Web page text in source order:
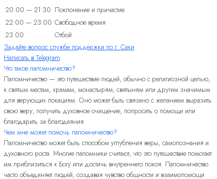
20:00 — 21:30 Поклонение и причастие
22:00 — 23:00 Свободное время
23:00
Отбой
Задайте вопрос службе поддержки по г. Саки
Написать в Telegram
Что такое паломничество?
Паломничество — это путешествие людей, обычно с религиозной целью,
к святым местам, храмам, монастырям, святыням или другим значимым
для верующих локациям. Оно может быть связано с желанием выразить
свою веру, получить духовное очищение, попросить о помощи или
благодарить за благодеяния
Чем мне может помочь паломничество?
Паломничество может быть способом углубления веры, самопознания и
духовного роста. Многие паломники считают, что это путешествие помогает
им приблизиться к Богу или достичь внутреннего покоя. Паломничество
часто объединяет людей, создавая чувство общности и взаимопомощи